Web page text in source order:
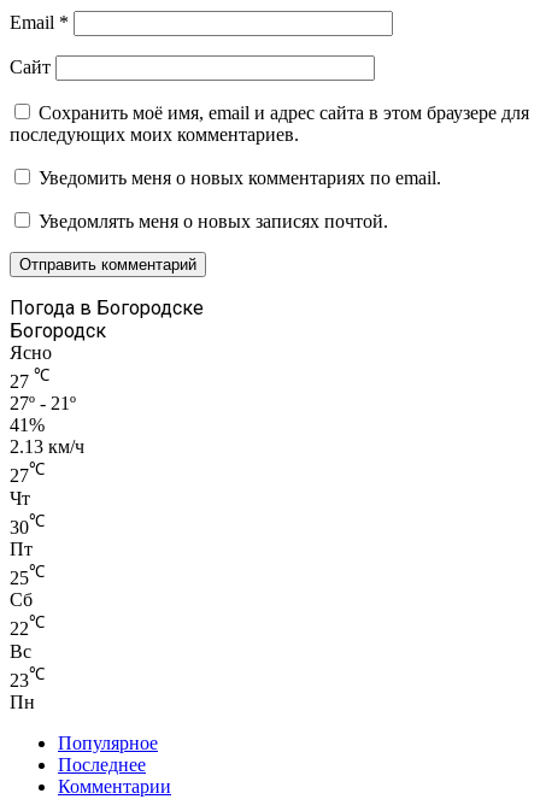
Email *
Сайт
Сохранить моё имя, email и адрес сайта в этом браузере для
последующих моих комментариев.
Уведомить меня о новых комментариях по email.
Уведомлять меня о новых записях почтой.
Погода в Богородске
Богородск
Ясно
27 ℃
27º - 21º
41%
2.13 км/ч
27℃
Чт
30℃
Пт
25℃
Сб
22℃
Вс
23℃
Пн
Популярное
Последнее
Комментарии